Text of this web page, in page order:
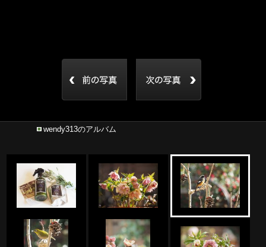
wendy313のアルバム